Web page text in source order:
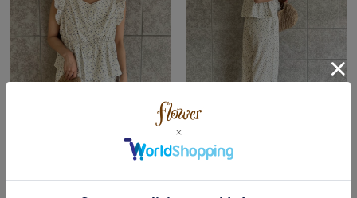
flower